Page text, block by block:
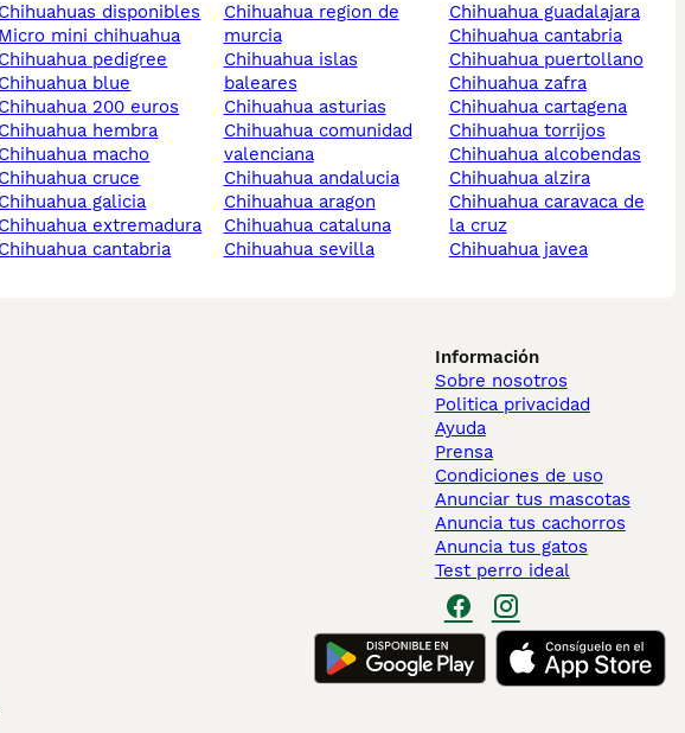
chihuahuas disponibles
micro mini chihuahua
chihuahua pedigree
chihuahua blue
chihuahua 200 euros
chihuahua hembra
chihuahua macho
chihuahua cruce
chihuahua galicia
chihuahua extremadura
chihuahua cantabria
chihuahua region de
murcia
chihuahua islas
baleares
chihuahua asturias
chihuahua comunidad
valenciana
chihuahua andalucia
chihuahua aragon
chihuahua cataluna
chihuahua sevilla
chihuahua guadalajara
chihuahua cantabria
chihuahua puertollano
chihuahua zafra
chihuahua cartagena
chihuahua torrijos
chihuahua alcobendas
chihuahua alzira
chihuahua caravaca de
la cruz
chihuahua javea
Información
Sobre nosotros
Politica privacidad
Ayuda
Prensa
Condiciones de uso
Anunciar tus mascotas
Anuncia tus cachorros
Anuncia tus gatos
Test perro ideal